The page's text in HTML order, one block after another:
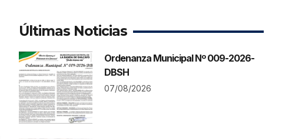
Últimas Noticias
Ordenanza Municipal Nº 009-2026-
DBSH
07/08/2026